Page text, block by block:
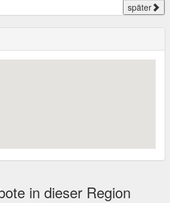
später
in dieser Region